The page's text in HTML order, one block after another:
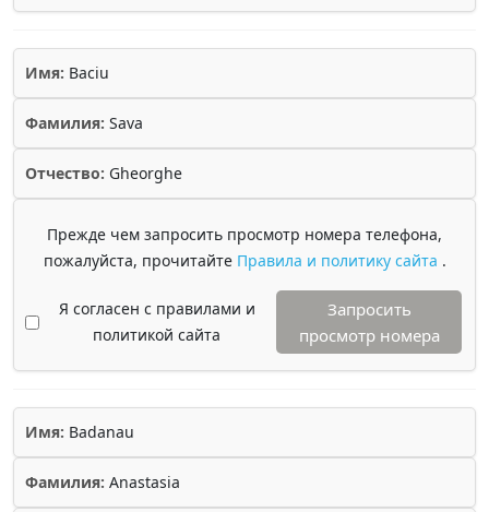
Имя: Baciu
Фамилия: Sava
Отчество: Gheorghe
Прежде чем запросить просмотр номера телефона,
пожалуйста, прочитайте Правила и политику сайта .
Я согласен с правилами и
политикой сайта
Запросить
просмотр номера
Имя: Badanau
Фамилия: Anastasia